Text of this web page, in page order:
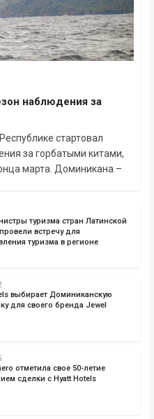
наблюдения за
стартовал
за горбатыми китами,
марта. Доминикана –
туризма стран Латинской
встречу для
туризма в регионе
выбирает Доминиканскую
для своего бренда Jewel
отметила свое 50-летие
сделки с Hyatt Hotels